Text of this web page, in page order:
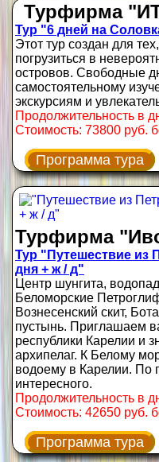
Турфирма
Тур "6 дней на
Этот тур создан для
погрузиться в
островов. Свободные
самостоятельному
экскурсиям и
Продолжительность в
Стоимость: 73800 руб.
Программа тура
Турфирма
Тур "Путешествие из
дня + ж / д"
Центр шунгита,
Беломорские
Вознесенский скит,
пустынь. Приглашаем
республики Карелии и
архипелаг. К Белому
водоему в Карелии. По
интересного.
Продолжительность в
Стоимость: 42650 руб.
Программа тура